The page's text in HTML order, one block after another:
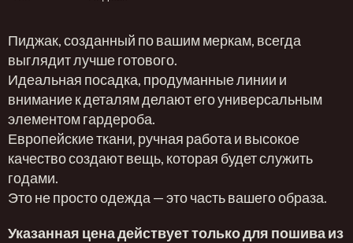
Пиджак, созданный по вашим меркам, всегда
выглядит лучше готового.
Идеальная посадка, продуманные линии и
внимание к деталям делают его универсальным
элементом гардероба.
Европейские ткани, ручная работа и высокое
качество создают вещь, которая будет служить
годами.
Это не просто одежда — это часть вашего образа.
Указанная цена действует только для пошива из